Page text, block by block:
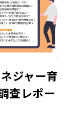
ジャー育
査レポー